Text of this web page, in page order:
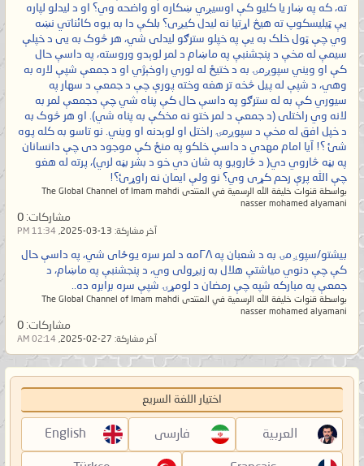
ته، که په ښار یا کلیو کې اوسیږي ښکاره او واضحه وي؟ او د لیدلو لپاره
یې ټیلیسکوپ ته هیڅ اړتیا نه لیدل کیږی؟ بلکې دا به یوه کائناتي نښه
وي چې ټول خلک به یې په خپلو سترګو لیدلی شي، هر څوک به یی د خپلې
سیمې له مخې د پنجشنبې په ماښام د لمر لوېدو وروسته، په داسې حال
کې او ویني سپوږمۍ به د ختیځ له لوري راوخېژي او د جمعې شپې لاره به
وهي، د شپې له پیل څخه تر هغه وخته پورې چې د جمعې د سهار په
سیوري کې به له سترګو په داسې حال کې پناه شي چې دجمعې لمر به
لانه وي راختلی (د جمعې د لمر ختو نه مخکې به پناه شي). او هر څوک به
د خپل افق له مخې د سپوږمۍ راختل او لوېدنه او ویني. نو تاسو به کله پوه
شئ ؟! آیا امام مهدي د داسې خلکو په منځ کې موجود دی چې دانسانان
په بڼه څاروي دي( د څارویو په شان دي خو د بشر بڼه لري)، پرته له هغو
چې الله پرې رحم کړی وي؟ نو ولې ایمان نه راوړئ؟!
بواسطة قنوات خليفة الله الرسمية في المنتدى The Global Channel of Imam mahdi
nasser mohamed alyamani
مشاركات:
آخر مشاركة: 11:34 PM
بيشتو/سپوږمۍ به د شعبان په ۲۸مه د لمر سره یوځای شي، په داسې حال
کې چې دنوي میاشتې هلال به زیږولی وي، د پنجشنبې په ماښام، د
جمعې په مبارکه شپه چې رمضان د لومړۍ شپې سره برابره ده..
بواسطة قنوات خليفة الله الرسمية في المنتدى The Global Channel of Imam mahdi
nasser mohamed alyamani
مشاركات:
آخر مشاركة: 02:14 AM
اختيار اللغة السريع
العربية فارسی English